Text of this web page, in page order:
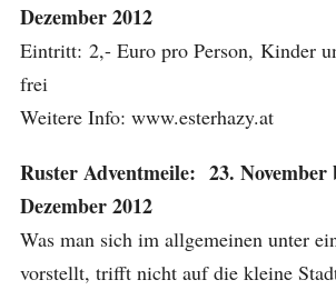
Dezember 2012
Eintritt: 2,- Euro pro Person, Kinder
frei
Weitere Info: www.esterhazy.at
Ruster Adventmeile: 23. November
Dezember 2012
Was man sich im allgemeinen unter
vorstellt, trifft nicht auf die kleine